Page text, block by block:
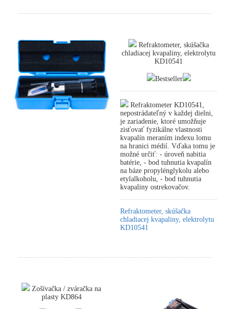
Refraktometer, skúšačka
chladiacej kvapaliny, elektrolytu
KD10541
Bestseller
Refraktometer KD10541,
nepostrádateľný v každej dielni,
je zariadenie, ktoré umožňuje
zisťovať fyzikálne vlastnosti
kvapalín meraním indexu lomu
na hranici médií. Vďaka tomu je
možné určiť: - úroveň nabitia
batérie, - bod tuhnutia kvapalín
na báze propylénglykolu alebo
etylalkoholu, - bod tuhnutia
kvapaliny ostrekovačov.
Refraktometer, skúšačka
chladiacej kvapaliny, elektrolytu
KD10541
Zošívačka / zváračka na
plasty KD864